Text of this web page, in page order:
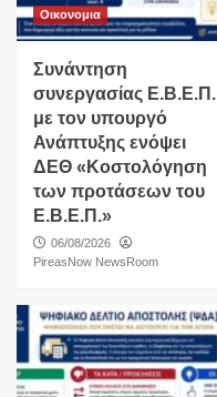
Οικονομια
Συνάντηση
συνεργασίας Ε.Β.Ε.Π.
με τον υπουργό
Ανάπτυξης ενόψει
ΔΕΘ «Κοστολόγηση
των προτάσεων του
Ε.Β.Ε.Π.»
06/08/2026
PireasNow NewsRoom